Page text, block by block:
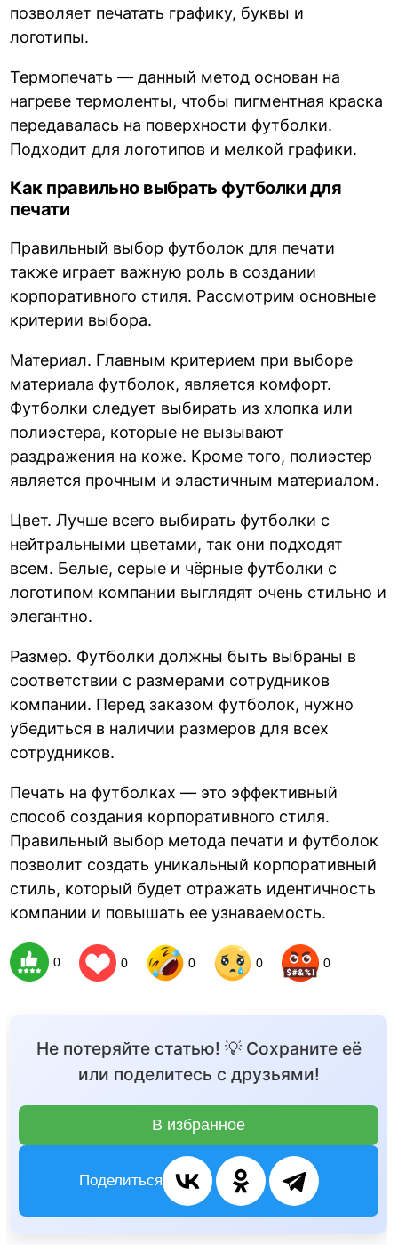
позволяет печатать графику, буквы и
логотипы.
Термопечать — данный метод основан на
нагреве термоленты, чтобы пигментная краска
передавалась на поверхности футболки.
Подходит для логотипов и мелкой графики.
Как правильно выбрать футболки для
печати
Правильный выбор футболок для печати
также играет важную роль в создании
корпоративного стиля. Рассмотрим основные
критерии выбора.
Материал. Главным критерием при выборе
материала футболок, является комфорт.
Футболки следует выбирать из хлопка или
полиэстера, которые не вызывают
раздражения на коже. Кроме того, полиэстер
является прочным и эластичным материалом.
Цвет. Лучше всего выбирать футболки с
нейтральными цветами, так они подходят
всем. Белые, серые и чёрные футболки с
логотипом компании выглядят очень стильно и
элегантно.
Размер. Футболки должны быть выбраны в
соответствии с размерами сотрудников
компании. Перед заказом футболок, нужно
убедиться в наличии размеров для всех
сотрудников.
Печать на футболках — это эффективный
способ создания корпоративного стиля.
Правильный выбор метода печати и футболок
позволит создать уникальный корпоративный
стиль, который будет отражать идентичность
компании и повышать ее узнаваемость.
0 0 0 0 0
Не потеряйте статью! 💡 Сохраните её
или поделитесь с друзьями!
В избранное
Поделиться